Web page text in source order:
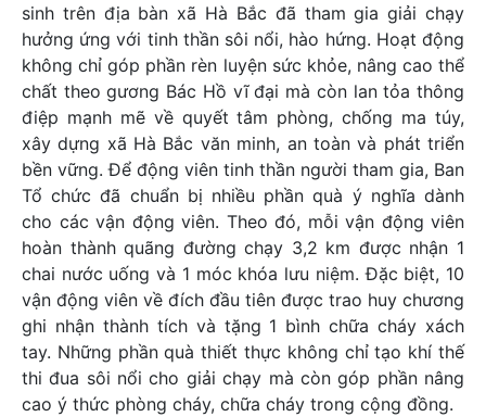
sinh trên địa bàn xã Hà Bắc đã tham gia giải chạy
hưởng ứng với tinh thần sôi nổi, hào hứng. Hoạt động
không chỉ góp phần rèn luyện sức khỏe, nâng cao thể
chất theo gương Bác Hồ vĩ đại mà còn lan tỏa thông
điệp mạnh mẽ về quyết tâm phòng, chống ma túy,
xây dựng xã Hà Bắc văn minh, an toàn và phát triển
bền vững. Để động viên tinh thần người tham gia, Ban
Tổ chức đã chuẩn bị nhiều phần quà ý nghĩa dành
cho các vận động viên. Theo đó, mỗi vận động viên
hoàn thành quãng đường chạy 3,2 km được nhận 1
chai nước uống và 1 móc khóa lưu niệm. Đặc biệt, 10
vận động viên về đích đầu tiên được trao huy chương
ghi nhận thành tích và tặng 1 bình chữa cháy xách
tay. Những phần quà thiết thực không chỉ tạo khí thế
thi đua sôi nổi cho giải chạy mà còn góp phần nâng
cao ý thức phòng cháy, chữa cháy trong cộng đồng.